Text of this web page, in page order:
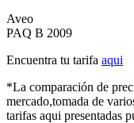
Aveo
PAQ B 2009
Encuentra tu tarifa aqui
*La comparación de
mercado,tomada de
tarifas aqui presentadas